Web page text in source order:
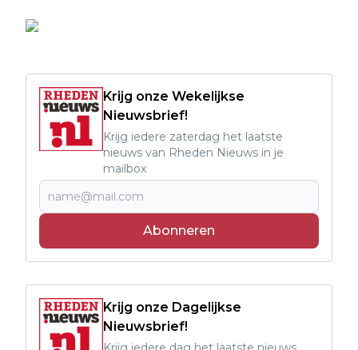
Krijg onze Wekelijkse
Nieuwsbrief!
Krijg iedere zaterdag het laatste
nieuws van Rheden Nieuws in je
mailbox
Abonneren
Krijg onze Dagelijkse
Nieuwsbrief!